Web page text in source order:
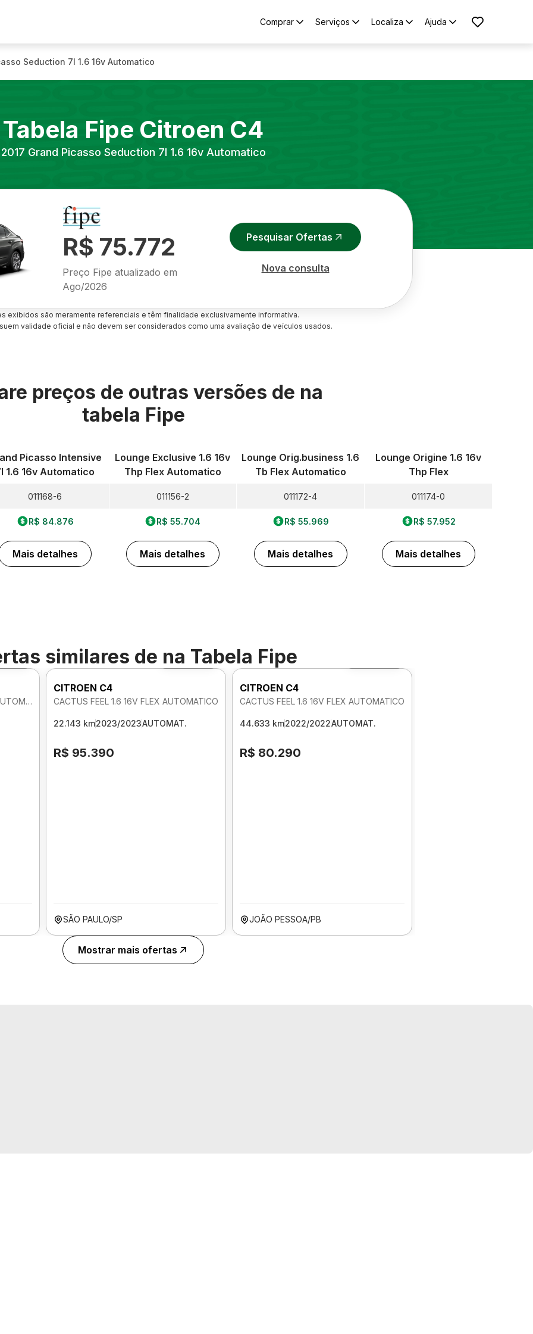
Comprar Serviços Localiza Ajuda
Seduction 7l 1.6 16v Automatico
Tabela Fipe Citroen C4
2017 Grand Picasso Seduction 7l 1.6 16v Automatico
R$ 75.772
Preço Fipe atualizado em
Ago/2026
Pesquisar Ofertas
Nova consulta
exibidos são meramente referenciais e têm finalidade exclusivamente informativa.
validade oficial e não devem ser considerados como uma avaliação de veículos usados.
preços de outras versões de na
tabela Fipe
Picasso Intensive
1.6 16v Automatico
011168-6
R$ 84.876
Mais detalhes
Lounge Exclusive 1.6 16v
Thp Flex Automatico
011156-2
R$ 55.704
Mais detalhes
Lounge Orig.business 1.6
Tb Flex Automatico
011172-4
R$ 55.969
Mais detalhes
Lounge Origine 1.6 16v
Thp Flex
011174-0
R$ 57.952
Mais detalhes
similares de na Tabela Fipe
360º
CACTUS FEEL PACK 1.6 16V FLEX AUTOMATICO
Foto 360º
CITROEN C4
CACTUS FEEL 1.6 16V FLEX AUTOMATICO
22.143 km2023/2023AUTOMAT.
R$ 95.390
SÃO PAULO/SP
CITROEN C4
CACTUS FEEL 1.6 16V FLEX AUTOMATICO
44.633 km2022/2022AUTOMAT.
R$ 80.290
JOÃO PESSOA/PB
Mostrar mais ofertas